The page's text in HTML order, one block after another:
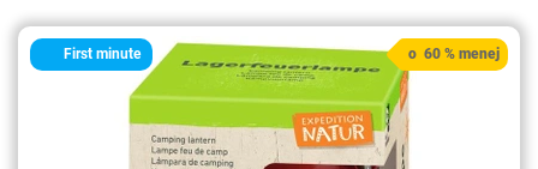
First minute o 60 % menej